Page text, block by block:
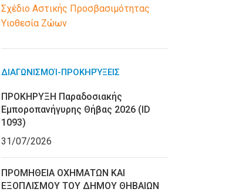
Σχέδιο Αστικής Προσβασιμότητας
Υιοθεσία Ζώων
ΔΙΑΓΩΝΙΣΜΟΊ-ΠΡΟΚΗΡΎΞΕΙΣ
ΠΡΟΚΗΡΥΞΗ Παραδοσιακής
Εμποροπανήγυρης Θήβας 2026 (ID
1093)
31/07/2026
ΠΡΟΜΗΘΕΙΑ ΟΧΗΜΑΤΩΝ ΚΑΙ
ΕΞΟΠΛΙΣΜΟΥ ΤΟΥ ΔΗΜΟΥ ΘΗΒΑΙΩΝ